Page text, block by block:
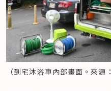
（到宅沐浴車內部畫面。來源：